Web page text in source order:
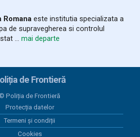
înregistrate la frontieră
24 de ore
înregistrate la frontieră în
24 de ore
august 2026
cetățeni chinezi depistați la PTF
Moravița cu vize false
Romana este institutia specializata a
de supravegherea si controlul
... mai departe
de Frontieră
Poliția de Frontieră
Protecția datelor
Termeni și condiții
Cookies